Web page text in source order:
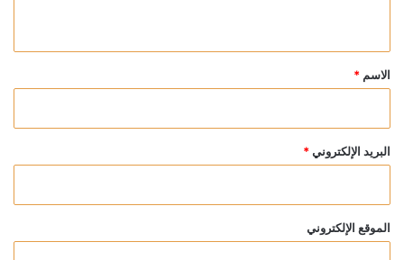
*
الاسم *
البريد الإلكتروني *
الموقع الإلكتروني